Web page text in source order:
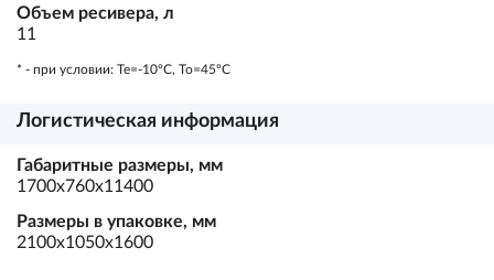
Объем ресивера, л
11
* - при условии: Te=-10ºC, To=45ºC
Логистическая информация
Габаритные размеры, мм
1700х760х11400
Размеры в упаковке, мм
2100х1050х1600